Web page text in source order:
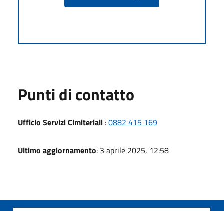
Punti di contatto
Ufficio Servizi Cimiteriali :0882 415 169
Ultimo aggiornamento: 3 aprile 2025, 12:58